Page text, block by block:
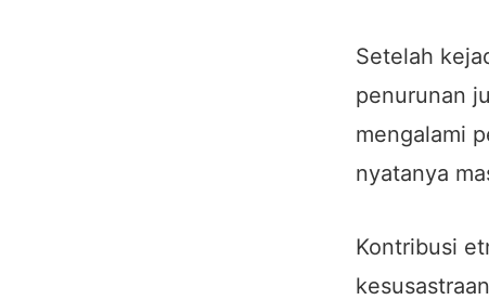
Setelah
penurunan
mengalami
nyatanya
Kontribusi